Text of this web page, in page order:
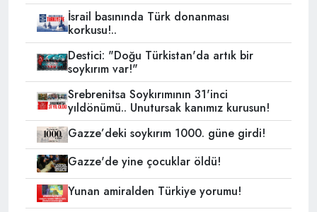
İsrail basınında Türk donanması
korkusu!..
Destici: "Doğu Türkistan'da artık bir
soykırım var!"
Srebrenitsa Soykırımının 31'inci
yıldönümü.. Unutursak kanımız kurusun!
Gazze’deki soykırım 1000. güne girdi!
Gazze'de yine çocuklar öldü!
Yunan amiralden Türkiye yorumu!